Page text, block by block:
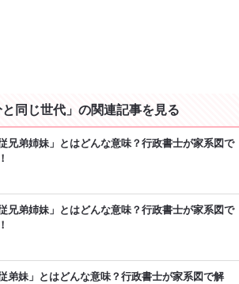
と同じ世代」の関連記事を見る
従兄弟姉妹」とはどんな意味？行政書士が家系図で
従兄弟姉妹」とはどんな意味？行政書士が家系図で
従弟妹」とはどんな意味？行政書士が家系図で解